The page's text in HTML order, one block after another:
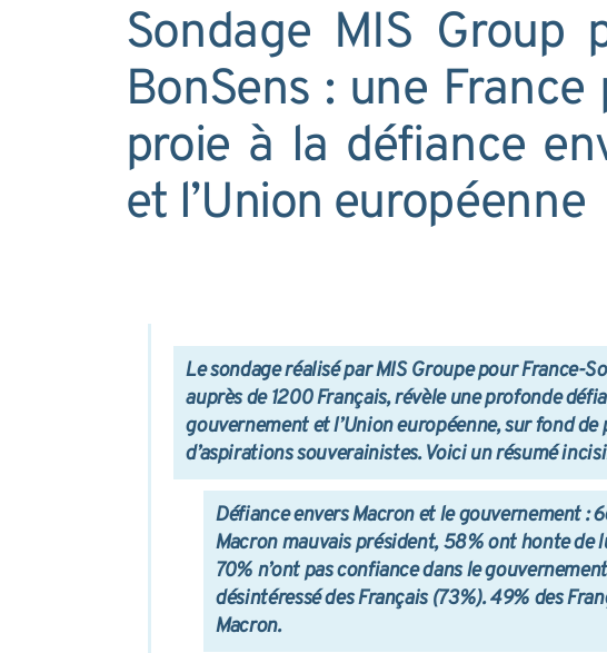
Sondage MIS Group
BonSens : une
proie à la défiance
et l’Union européenne
Le sondage réalisé par MIS Groupe pour France-
auprès de 1200 Français, révèle une profonde
gouvernement et l’Union européenne, sur fond
d’aspirations souverainistes. Voici un résumé
Défiance envers Macron et le gouvernement:
Macron mauvais président, 58% ont honte de
70% n’ont pas confiance dans le
désintéressé des Français (73%). 49% des
Macron.